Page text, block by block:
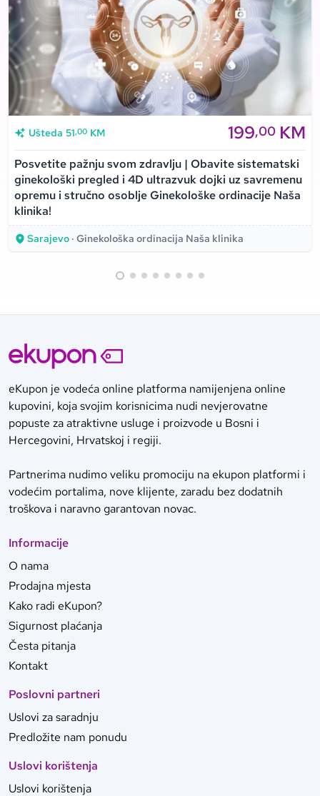
Ušteda 51,00 KM 199,00 KM
Posvetite pažnju svom zdravlju | Obavite sistematski
ginekološki pregled i 4D ultrazvuk dojki uz savremenu
opremu i stručno osoblje Ginekološke ordinacije Naša
klinika!
Sarajevo · Ginekološka ordinacija Naša klinika
eKupon je vodeća online platforma namijenjena online
kupovini, koja svojim korisnicima nudi nevjerovatne
popuste za atraktivne usluge i proizvode u Bosni i
Hercegovini, Hrvatskoj i regiji.
Partnerima nudimo veliku promociju na ekupon platformi i
vodećim portalima, nove klijente, zaradu bez dodatnih
troškova i naravno garantovan novac.
Informacije
O nama
Prodajna mjesta
Kako radi eKupon?
Sigurnost plaćanja
Česta pitanja
Kontakt
Poslovni partneri
Uslovi za saradnju
Predložite nam ponudu
Uslovi korištenja
Uslovi korištenja